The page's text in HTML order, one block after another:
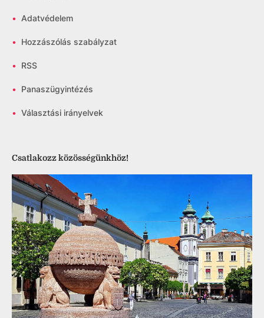
• Adatvédelem
• Hozzászólás szabályzat
• RSS
• Panaszügyintézés
• Választási irányelvek
Csatlakozz közösségünkhöz!